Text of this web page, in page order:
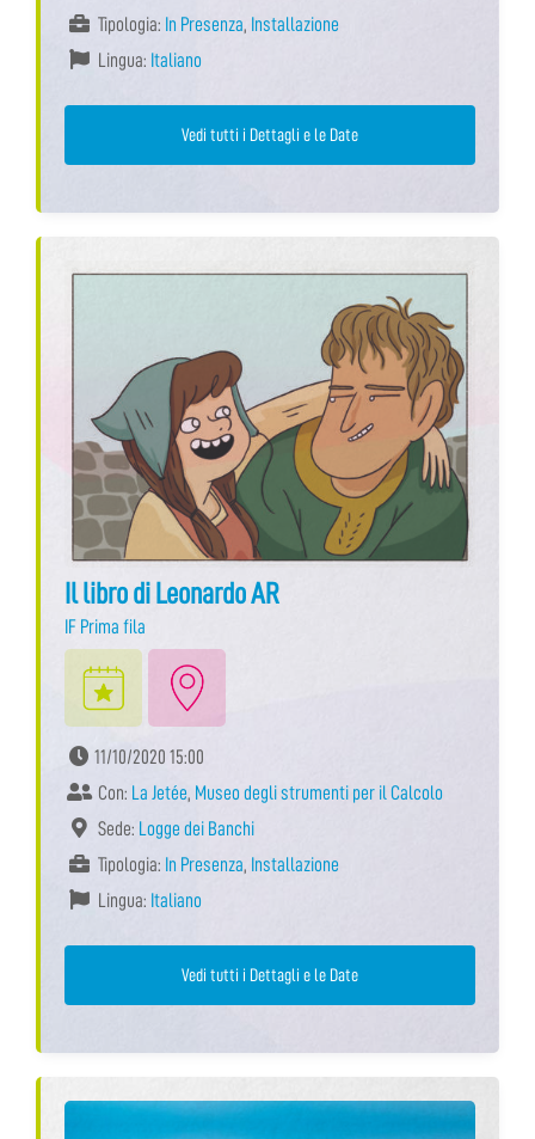
Tipologia: In Presenza, Installazione
Lingua: Italiano
Vedi tutti i Dettagli e le Date
Il libro di Leonardo AR
IF Prima fila
11/10/2020 15:00
Con: La Jetée, Museo degli strumenti per il Calcolo
Sede: Logge dei Banchi
Tipologia: In Presenza, Installazione
Lingua: Italiano
Vedi tutti i Dettagli e le Date